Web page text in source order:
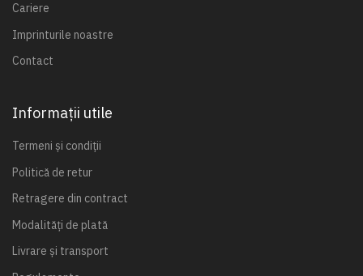
Cariere
Imprinturile noastre
Contact
Informații utile
Termeni și condiții
Politică de retur
Retragere din contract
Modalități de plată
Livrare și transport